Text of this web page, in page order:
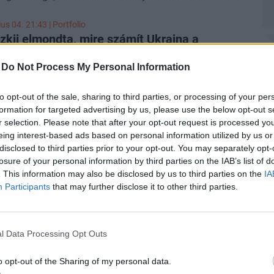
Do Not Process My Personal Information
opt-out of the sale, sharing to third parties, or processing of your
for targeted advertising by us, please use the below opt-out
selection. Please note that after your opt-out request is processed
interest-based ads based on personal information utilized by us
to third parties prior to your opt-out. You may separately
of your personal information by third parties on the IAB’s list of
This information may also be disclosed by us to third parties on the
Participants that may further disclose it to other third parties.
Data Processing Opt Outs
opt-out of the Sharing of my personal data.
intézmények vezetőinek tervezett leváltása miatt
vita bontakozott ki, amelyet a Velencei
tárgyalt Micheál Martin ír kormányfővel az uniós
letartóztatását kezdeményezte, és már 32
ki az eljárás során.
04. 21:43 | Portfolio
elmondta, mire számít Ukrajna a
Zelenszkij ukrán elnök határozott menetrendet ígért az
bejelentette, hogy megkezdődött az első
fejezetek megnyitásának előkészítése Ukrajnával és
– írja aReuters.
04. 14:03 |MTI
Péter üzenetet kapott Ukrajnából: hálás a
hozzáállásért Kijev, új korszak kezdődhet
Magyarország új fejezetet nyit kapcsolataiban, amely
tiszteleten és bizalmon alapul - jelentette ki Andrij
04. 13:42 | Portfolio